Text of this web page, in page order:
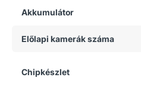
Akkumulátor
Előlapi kamerák száma
Chipkészlet